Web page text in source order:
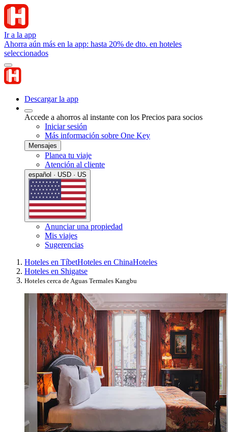
Ir a la app
Ahorra aún más en la app: hasta 20% de dto. en hoteles
seleccionados
Descargar la app
Accede a ahorros al instante con los Precios para socios
Iniciar sesión
Más información sobre One Key
Mensajes
Planea tu viaje
Atención al cliente
español · USD · US
Anunciar una propiedad
Mis viajes
Sugerencias
Hoteles en TíbetHoteles en ChinaHoteles
Hoteles en Shigatse
Hoteles cerca de Aguas Termales Kangbu